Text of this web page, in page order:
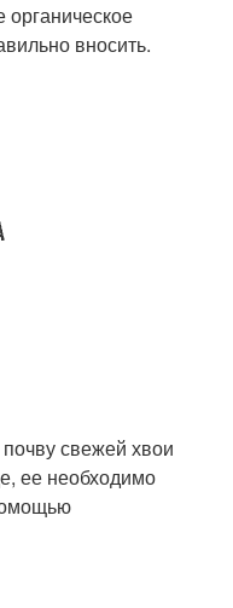
вносить.
свежей хвои
ее необходимо